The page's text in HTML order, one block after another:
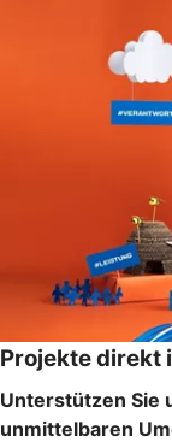
Projekte direkt
Unterstützen Sie
unmittelbaren